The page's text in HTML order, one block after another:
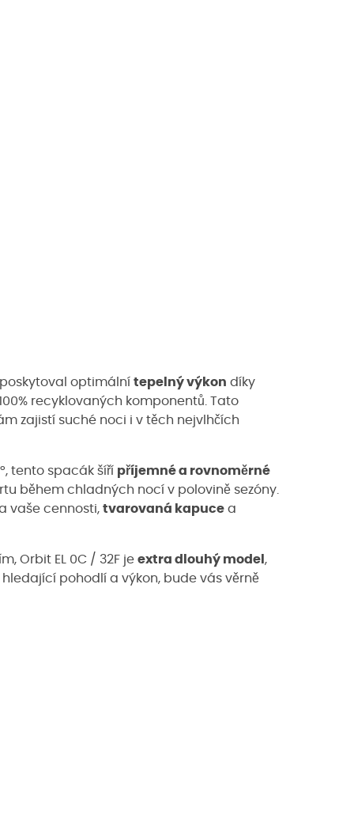
optimální tepelný výkon díky
recyklovaných komponentů. Tato
zajistí suché noci i v těch nejvlhčích
tento spacák šíří příjemné a rovnoměrné
během chladných nocí v polovině sezóny.
vaše cennosti, tvarovaná kapuce a
Orbit EL 0C / 32F je extra dlouhý model ,
pohodlí a výkon, bude vás věrně